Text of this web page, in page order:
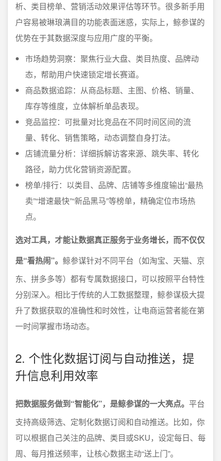
析、类目榜单、营销活动效果评估等环节。很多新手用
户容易被琳琅满目的功能表面迷惑，实际上，鲸参谋的
优势在于其数据深度与应用广度的平衡。
市场趋势洞察：聚焦行业大盘、类目热度、品牌动
态，帮助用户快速锁定增长赛道。
商品数据追踪：从商品标题、主图、价格、销量、
库存等维度，立体解析单品表现。
竞品监控：可批量对比竞品在不同时间区间的流
量、转化、销售策略，动态调整自身打法。
店铺流量分析：详细拆解访客来源、跳失率、转化
路径，助力优化营销资源配置。
榜单/排行：以类目、品牌、店铺等多维度输出“最热
卖”“增速最快”“新品黑马”等榜单，精确定位市场热
点。
选对工具，才能让数据真正服务于业务增长，而不仅仅
是“看热闹”。 鲸参谋针对不同平台（如淘宝、天猫、京
东、拼多多等）都有专属数据接口，可以按照平台特性
分别深入。相比于传统的人工数据整理，鲸参谋极大提
升了数据获取的准确性和时效性，让电商运营者能在第
一时间掌握市场动态。
2. 个性化数据订阅与自动推送，提
升信息利用效率
把数据服务做到“智能化”，是鲸参谋的一大亮点。 平台
支持高级筛选、定制化数据订阅和自动推送。比如，你
可以根据自己关注的品牌、类目或SKU，设定每日、每
周、每月推送频率，让核心数据主动“送上门”。